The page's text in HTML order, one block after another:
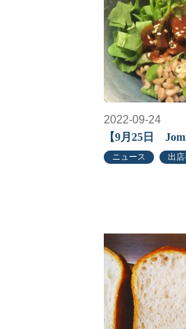
2022-09-24
【9月25日
ニュース 出店